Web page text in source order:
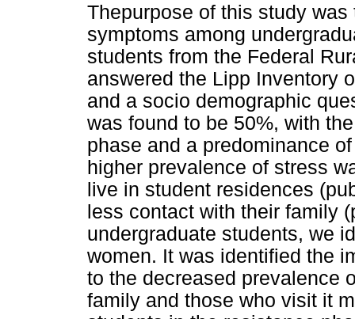
Thepurpose of this study
symptoms among
students from the Federal
answered the Lipp Inventory
and a socio demographic
was found to be 50%, with
phase and a predominance
higher prevalence of stress
live in student residences
less contact with their family
undergraduate students, we
women. It was identified the
to the decreased prevalence
family and those who visit it